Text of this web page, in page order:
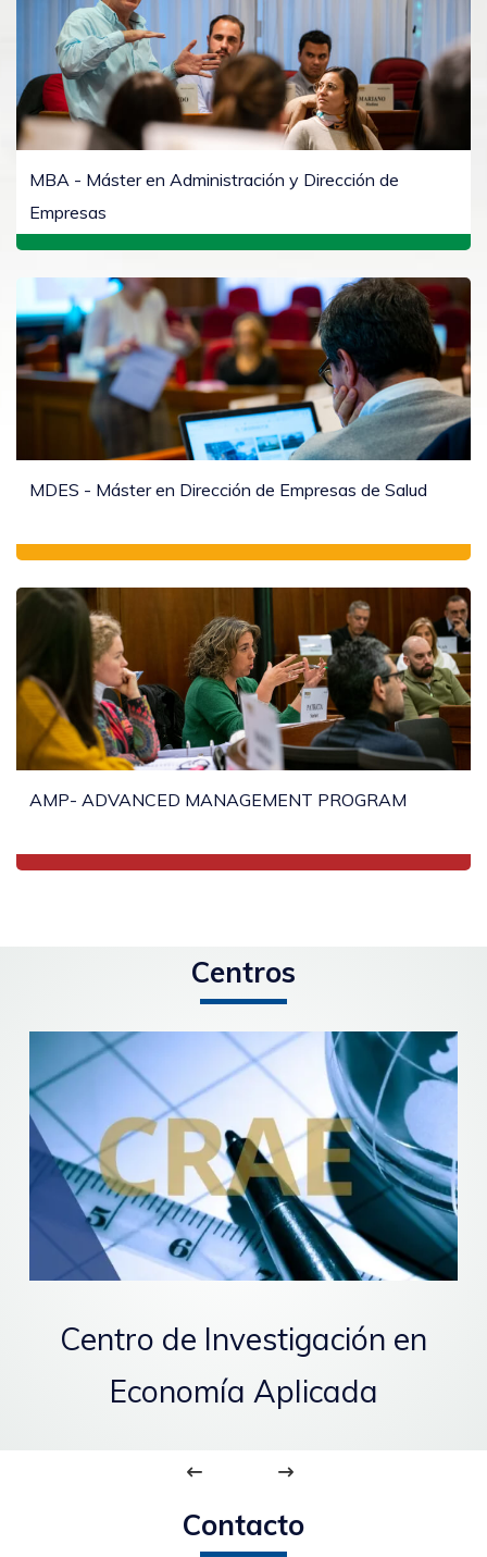
MBA - Máster en Administración y Dirección de
Empresas
MDES - Máster en Dirección de Empresas de Salud
AMP- ADVANCED MANAGEMENT PROGRAM
Centros
Centro de Investigación en
Economía Aplicada
Contacto